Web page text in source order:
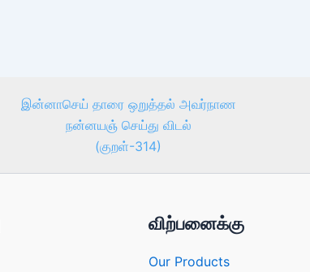
இன்னாசெய் தாரை ஒறுத்தல் அவர்நாண
நன்னயஞ் செய்து விடல்
(குறள்-314)
விற்பனைக்கு
Our Products